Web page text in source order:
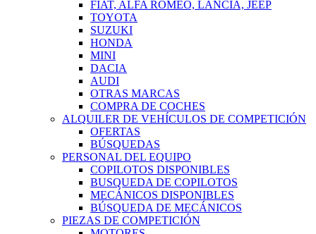
FIAT, ALFA ROMEO, LANCIA, JEEP
TOYOTA
SUZUKI
HONDA
MINI
DACIA
AUDI
OTRAS MARCAS
COMPRA DE COCHES
ALQUILER DE VEHÍCULOS DE COMPETICIÓN
OFERTAS
BÚSQUEDAS
PERSONAL DEL EQUIPO
COPILOTOS DISPONIBLES
BUSQUEDA DE COPILOTOS
MECÁNICOS DISPONIBLES
BÚSQUEDA DE MECÁNICOS
PIEZAS DE COMPETICIÓN